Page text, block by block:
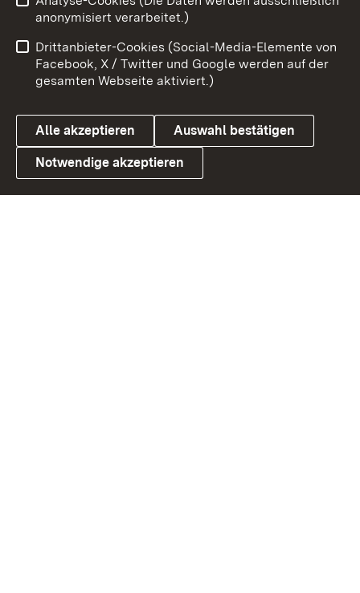
Link zum Landesportal
Benutzungshinweise
Barrierefreiheit
Datenschutz
Cookies
anonymisiert verarbeitet.)
Drittanbieter-Cookies (Social-Media-Elemente von
Facebook, X / Twitter und Google werden auf der
gesamten Webseite aktiviert.)
Alle akzeptieren Auswahl bestätigen
Notwendige akzeptieren